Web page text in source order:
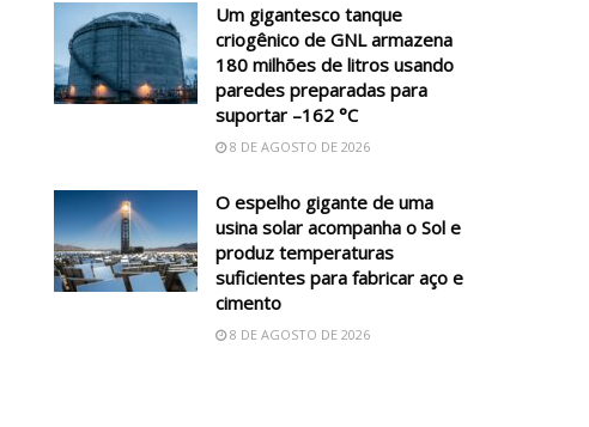
Um gigantesco tanque
criogênico de GNL armazena
180 milhões de litros usando
paredes preparadas para
suportar –162 °C
8 DE AGOSTO DE 2026
O espelho gigante de uma
usina solar acompanha o Sol e
produz temperaturas
suficientes para fabricar aço e
cimento
8 DE AGOSTO DE 2026